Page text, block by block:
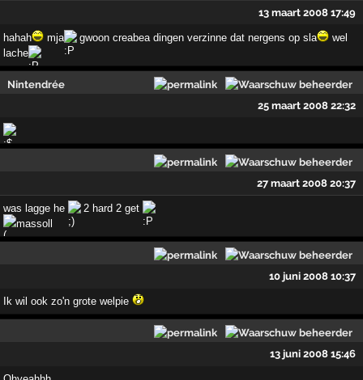
13 maart 2008 17:49
hahah mja gwoon creabea dingen verzinne dat nergens op sla
wel
lache
Nintendrée
25 maart 2008 22:32
27 maart 2008 20:37
was lagge he
2 hard 2 get
massoll
10 juni 2008 10:37
Ik wil ook zo'n grote welpie
13 juni 2008 15:46